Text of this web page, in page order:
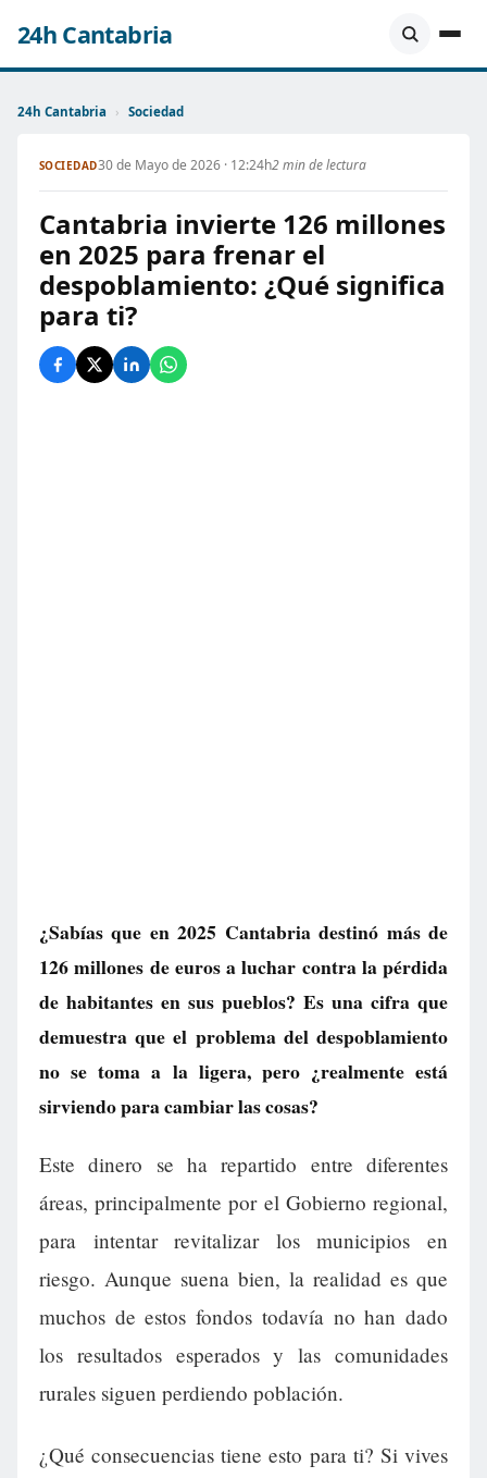
24h Cantabria
24h Cantabria › Sociedad
SOCIEDAD30 de Mayo de 2026 · 12:24h2 min de lectura
Cantabria invierte 126 millones
en 2025 para frenar el
despoblamiento: ¿Qué significa
para ti?
¿Sabías que en 2025 Cantabria destinó más de
126 millones de euros a luchar contra la pérdida
de habitantes en sus pueblos? Es una cifra que
demuestra que el problema del despoblamiento
no se toma a la ligera, pero ¿realmente está
sirviendo para cambiar las cosas?
Este dinero se ha repartido entre diferentes
áreas, principalmente por el Gobierno regional,
para intentar revitalizar los municipios en
riesgo. Aunque suena bien, la realidad es que
muchos de estos fondos todavía no han dado
los resultados esperados y las comunidades
rurales siguen perdiendo población.
¿Qué consecuencias tiene esto para ti? Si vives